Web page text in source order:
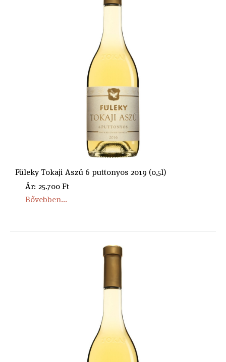
Füleky Tokaji Aszú 6 puttonyos 2019 (0,5l)
Ár: 25.700 Ft
Bővebben...